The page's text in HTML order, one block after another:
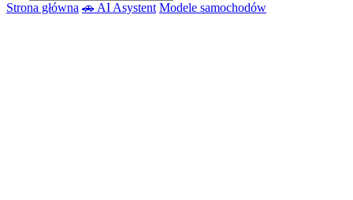
Strona główna 🚗 AI Asystent Modele samochodów